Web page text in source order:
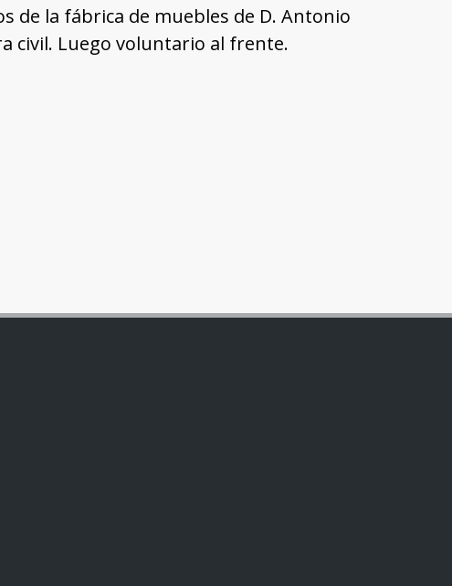
de la fábrica de muebles de D. Antonio
civil. Luego voluntario al frente.